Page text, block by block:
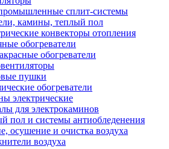
сплит-системы
камины, теплый пол
конвекторы отопления
обогреватели
обогреватели
пушки
обогреватели
электрические
для электрокаминов
пол и системы антиобледенения
осушение и очистка воздуха
воздуха